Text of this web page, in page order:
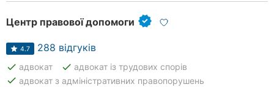
Київ
Харків
Запоріжжя
Центр правової допомоги
4.7 288 відгуків
done адвокат done адвокат із трудових спорів
done адвокат з адміністративних правопорушень